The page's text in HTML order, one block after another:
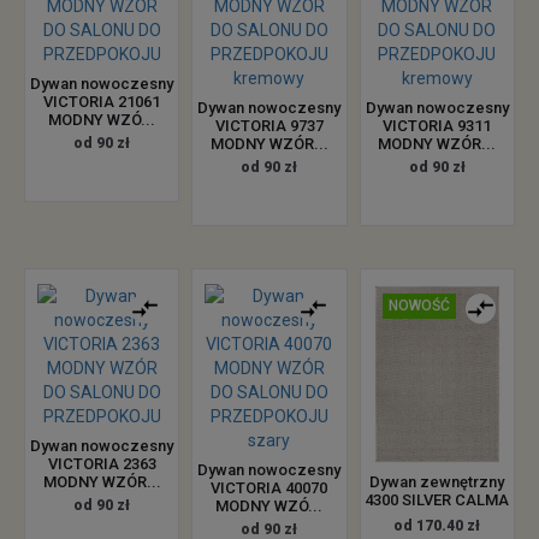
Dywan nowoczesny
VICTORIA 21061
MODNY WZÓ...
od 90 zł
Dywan nowoczesny
VICTORIA 9737
MODNY WZÓR...
od 90 zł
Dywan nowoczesny
VICTORIA 9311
MODNY WZÓR...
od 90 zł
Dywan nowoczesny
VICTORIA 2363
MODNY WZÓR...
od 90 zł
Dywan nowoczesny
VICTORIA 40070
MODNY WZÓ...
od 90 zł
NOWOŚĆ
Dywan zewnętrzny
4300 SILVER CALMA
od 170.40 zł